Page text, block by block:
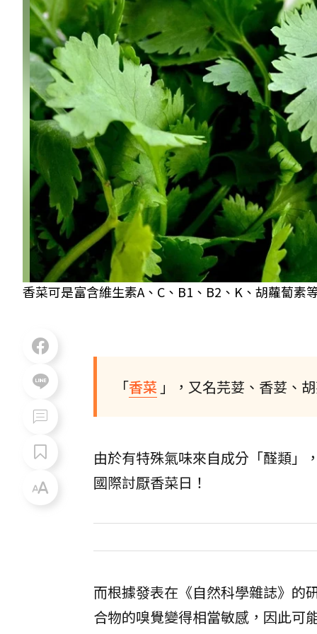
香菜可是富含維生素A、C、B1、B2、K、胡蘿蔔素
「香菜 」，又名芫荽、香荽、
由於有特殊氣味來自成分「醛類」
國際討厭香菜日！
而根據發表在《自然科學雜誌》的
合物的嗅覺變得相當敏感，因此可